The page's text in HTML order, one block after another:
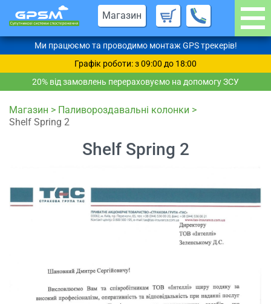
Магазин
Ми працюємо та проводимо монтаж GPS трекерів!
Графік роботи: з 09:00 до 18:00
20% від замовлень перераховуємо на допомогу ЗСУ
Магазин > Паливороздавальні колонки >
Shelf Spring 2
Shelf Spring 2